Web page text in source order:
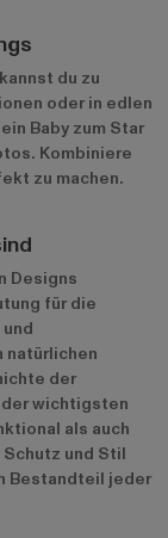
du zu
oder in edlen
Baby zum Star
Kombiniere
zu machen.
Designs
für die
natürlichen
der
der wichtigsten
als auch
und Stil
Bestandteil jeder